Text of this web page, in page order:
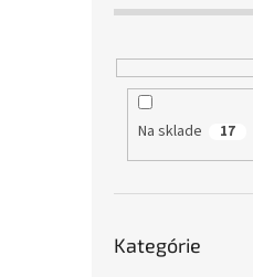
Na sklade 17
kategórie
Kategórie